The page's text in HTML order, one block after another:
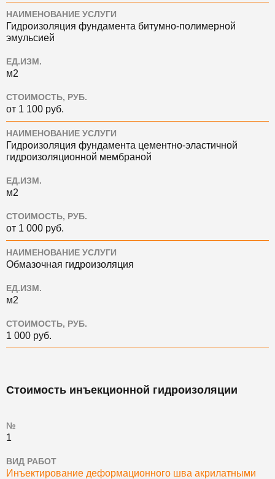
НАИМЕНОВАНИЕ УСЛУГИ
Гидроизоляция фундамента битумно-полимерной
эмульсией
ЕД.ИЗМ.
м2
СТОИМОСТЬ, РУБ.
от 1 100 руб.
НАИМЕНОВАНИЕ УСЛУГИ
Гидроизоляция фундамента цементно-эластичной
гидроизоляционной мембраной
ЕД.ИЗМ.
м2
СТОИМОСТЬ, РУБ.
от 1 000 руб.
НАИМЕНОВАНИЕ УСЛУГИ
Обмазочная гидроизоляция
ЕД.ИЗМ.
м2
СТОИМОСТЬ, РУБ.
1 000 руб.
Стоимость инъекционной гидроизоляции
№
1
ВИД РАБОТ
Инъектирование деформационного шва акрилатными